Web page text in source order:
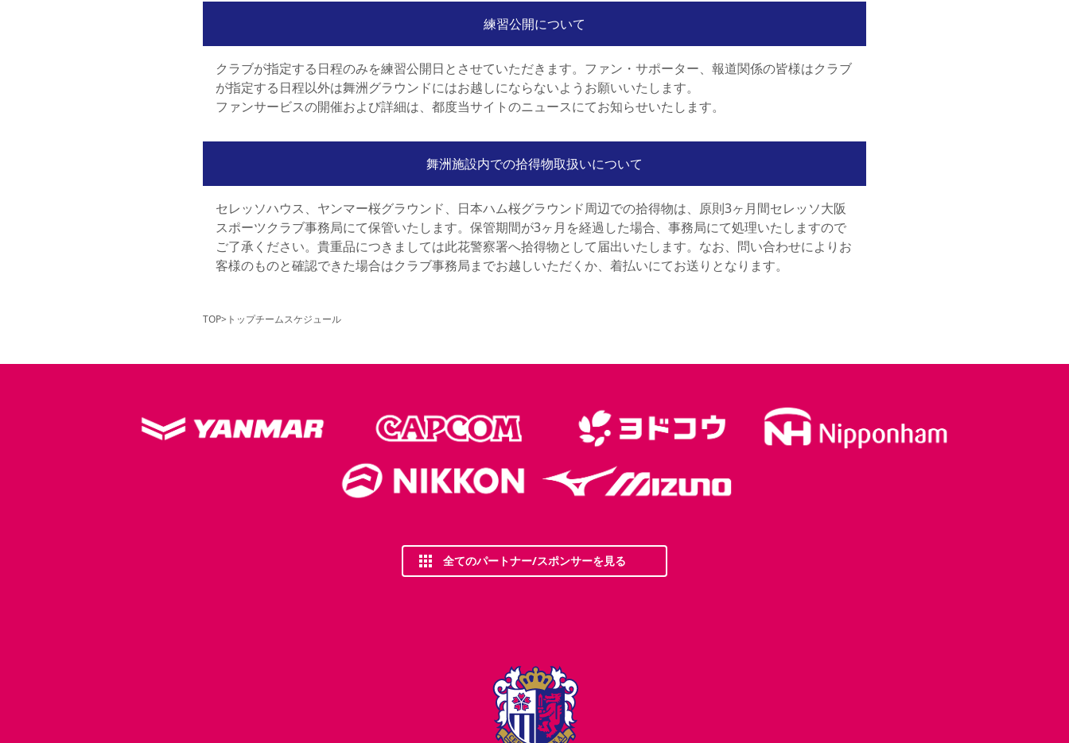
練習公開について
クラブが指定する日程のみを練習公開日とさせていただきます。ファン・サポーター、報道関係の皆様はクラブ
が指定する日程以外は舞洲グラウンドにはお越しにならないようお願いいたします。
ファンサービスの開催および詳細は、都度当サイトのニュースにてお知らせいたします。
舞洲施設内での拾得物取扱いについて
セレッソハウス、ヤンマー桜グラウンド、日本ハム桜グラウンド周辺での拾得物は、原則3ヶ月間セレッソ大阪
スポーツクラブ事務局にて保管いたします。保管期間が3ヶ月を経過した場合、事務局にて処理いたしますので
ご了承ください。貴重品につきましては此花警察署へ拾得物として届出いたします。なお、問い合わせによりお
客様のものと確認できた場合はクラブ事務局までお越しいただくか、着払いにてお送りとなります。
TOP> トップチームスケジュール
全てのパートナー/スポンサーを見る